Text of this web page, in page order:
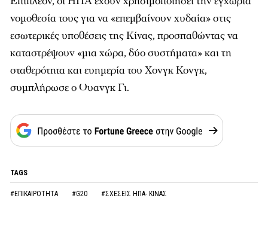
νομοθεσία τους για να «επεμβαίνουν χυδαία» στις
εσωτερικές υποθέσεις της Κίνας, προσπαθώντας να
καταστρέψουν «μια χώρα, δύο συστήματα» και τη
σταθερότητα και ευημερία του Χονγκ Κονγκ,
συμπλήρωσε ο Ουανγκ Γι.
TAGS
#ΕΠΙΚΑΙΡΟΤΗΤΑ #G20 #ΣΧΕΣΕΙΣ ΗΠΑ- ΚΙΝΑΣ